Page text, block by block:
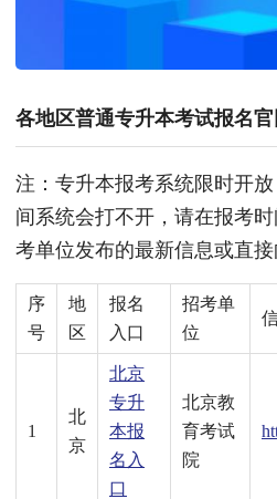
各地区普通专升本考试报名
注：专升本报考系统限时开
间系统会打不开，请在报考
考单位发布的最新信息或直接
序
号
地
区
报名
入口
招考单
位
1
北
京
北京
专升
本报
名入
口
北京教
育考试
院